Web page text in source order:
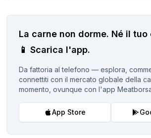
La carne non dorme. Né il tuo
📱Scarica l'app.
Da fattoria al telefono — esplora,
connettiti con il mercato globale della
momento, ovunque con l'app
App Store